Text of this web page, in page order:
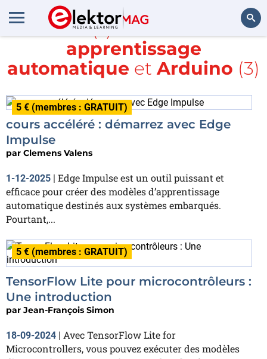
Article(s) avec la balise
apprentissage
automatique et Arduino (3)
5 € (membres : GRATUIT)
cours accéléré : démarrez avec Edge
Impulse
par Clemens Valens
1-12-2025 | Edge Impulse est un outil puissant et
efficace pour créer des modèles d’apprentissage
automatique destinés aux systèmes embarqués.
Pourtant,...
5 € (membres : GRATUIT)
TensorFlow Lite pour microcontrôleurs :
Une introduction
par Jean-François Simon
18-09-2024 | Avec TensorFlow Lite for
Microcontrollers, vous pouvez exécuter des modèles